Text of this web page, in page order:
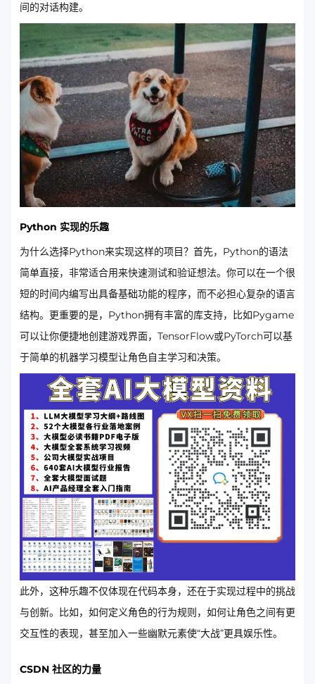
间的对话构建。
Python 实现的乐趣
为什么选择Python来实现这样的项目？首先，Python的语法
简单直接，非常适合用来快速测试和验证想法。你可以在一个很
短的时间内编写出具备基础功能的程序，而不必担心复杂的语言
结构。更重要的是，Python拥有丰富的库支持，比如Pygame
可以让你便捷地创建游戏界面，TensorFlow或PyTorch可以基
于简单的机器学习模型让角色自主学习和决策。
此外，这种乐趣不仅体现在代码本身，还在于实现过程中的挑战
与创新。比如，如何定义角色的行为规则，如何让角色之间有更
交互性的表现，甚至加入一些幽默元素使“大战”更具娱乐性。
CSDN 社区的力量